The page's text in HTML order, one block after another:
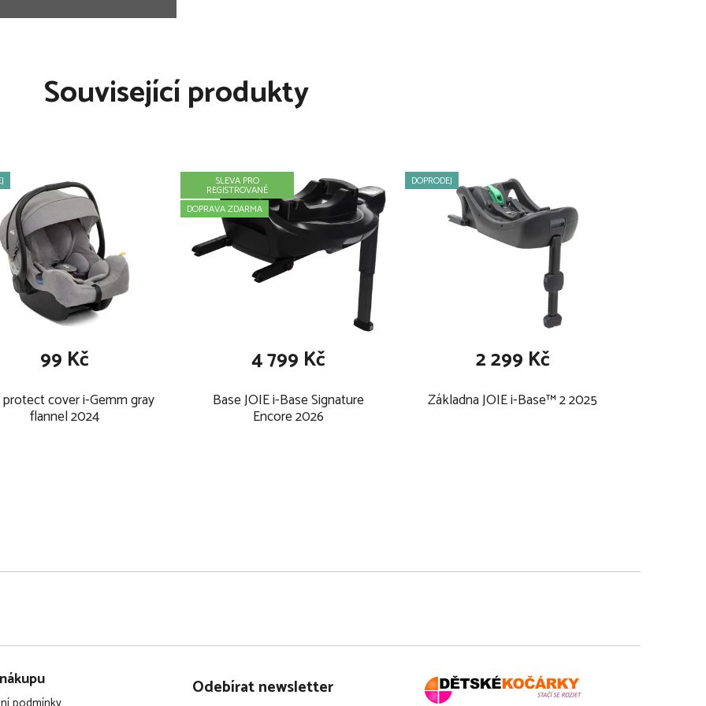
a podhlavníku zároveň
Související produkty
protect cover i-Gemm gray
flannel 2024
99 Kč
SLEVA PRO
REGISTROVANÉ
DOPRAVA ZDARMA
Base JOIE i-Base Signature
Encore 2026
4 799 Kč
DOPRODEJ
Základna JOIE i-Base™ 2 2025
2 299 Kč
Odebírat newsletter